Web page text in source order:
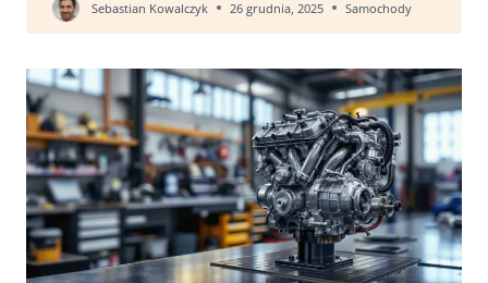
Sebastian Kowalczyk 26 grudnia, 2025 Samochody